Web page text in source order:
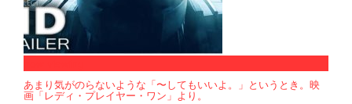
あまり気がのらないような「〜してもいいよ。」というとき。映
画「レディ・プレイヤー・ワン」より。